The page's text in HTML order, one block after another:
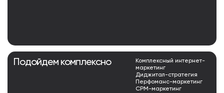
Подойдем комплексно
Комплексный интернет-
маркетинг
Диджитал-стратегия
Перфоманс-маркетинг
СРМ-маркетинг